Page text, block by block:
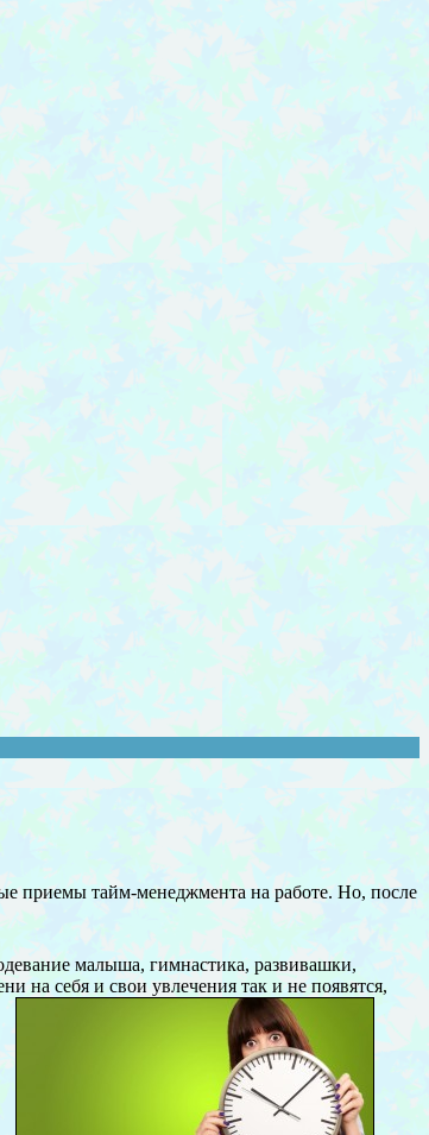
приемы тайм-менеджмента на работе. Но, после
малыша, гимнастика, развивашки,
на себя и свои увлечения так и не появятся,